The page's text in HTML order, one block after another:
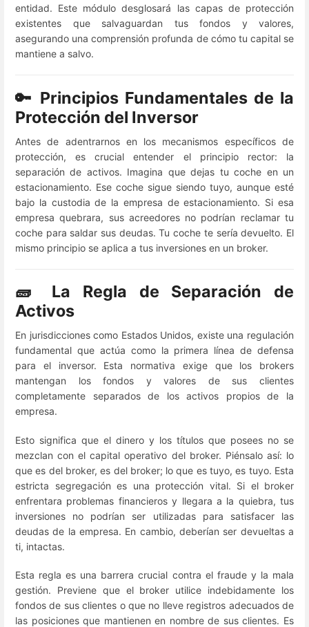
entidad. Este módulo desglosará las capas de protección
existentes que salvaguardan tus fondos y valores,
asegurando una comprensión profunda de cómo tu capital se
mantiene a salvo.
🔑 Principios Fundamentales de la
Protección del Inversor
Antes de adentrarnos en los mecanismos específicos de
protección, es crucial entender el principio rector: la
separación de activos. Imagina que dejas tu coche en un
estacionamiento. Ese coche sigue siendo tuyo, aunque esté
bajo la custodia de la empresa de estacionamiento. Si esa
empresa quebrara, sus acreedores no podrían reclamar tu
coche para saldar sus deudas. Tu coche te sería devuelto. El
mismo principio se aplica a tus inversiones en un broker.
🧱 La Regla de Separación de
Activos
En jurisdicciones como Estados Unidos, existe una regulación
fundamental que actúa como la primera línea de defensa
para el inversor. Esta normativa exige que los brokers
mantengan los fondos y valores de sus clientes
completamente separados de los activos propios de la
empresa.
Esto significa que el dinero y los títulos que posees no se
mezclan con el capital operativo del broker. Piénsalo así: lo
que es del broker, es del broker; lo que es tuyo, es tuyo. Esta
estricta segregación es una protección vital. Si el broker
enfrentara problemas financieros y llegara a la quiebra, tus
inversiones no podrían ser utilizadas para satisfacer las
deudas de la empresa. En cambio, deberían ser devueltas a
ti, intactas.
Esta regla es una barrera crucial contra el fraude y la mala
gestión. Previene que el broker utilice indebidamente los
fondos de sus clientes o que no lleve registros adecuados de
las posiciones que mantienen en nombre de sus clientes. Es